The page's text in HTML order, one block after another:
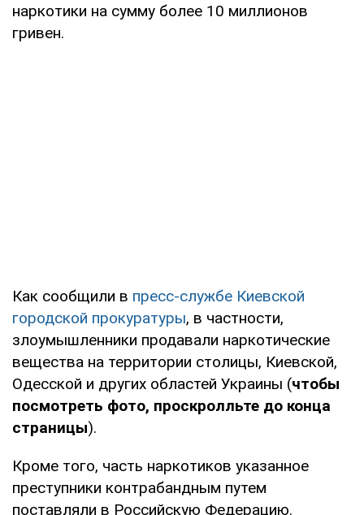
наркотики на сумму более 10 миллионов
гривен.
Как сообщили в пресс-службе Киевской
городской прокуратуры, в частности,
злоумышленники продавали наркотические
вещества на территории столицы, Киевской,
Одесской и других областей Украины (чтобы
посмотреть фото, проскролльте до конца
страницы).
Кроме того, часть наркотиков указанное
преступники контрабандным путем
поставляли в Российскую Федерацию.